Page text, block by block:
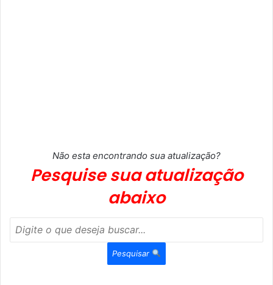
Não esta encontrando sua atualização?
Pesquise sua atualização
abaixo
Pesquisar